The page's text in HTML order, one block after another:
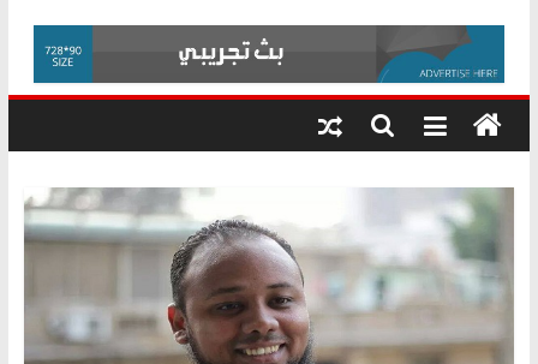
الوزاري لمدينة الصحفيين.. وانتهاء أعمال
إنشاء المبنى الإداري
المجلس القومي لحقوق الإنسان يعلن
متابعة قضية الدكتور محمد زهران.. ويؤكد:
قرينة البراءة وضمانات المحاكمة العادلة
وأتوه
درب..
وتبقى
هي